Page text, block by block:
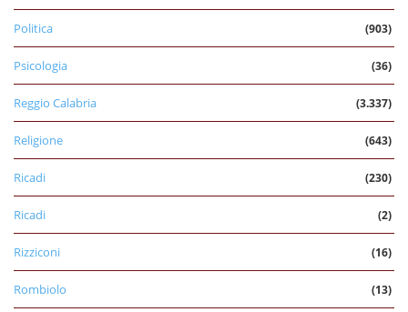
Politica (903)
Psicologia (36)
Reggio Calabria (3.337)
Religione (643)
Ricadi (230)
Ricadi (2)
Rizziconi (16)
Rombiolo (13)